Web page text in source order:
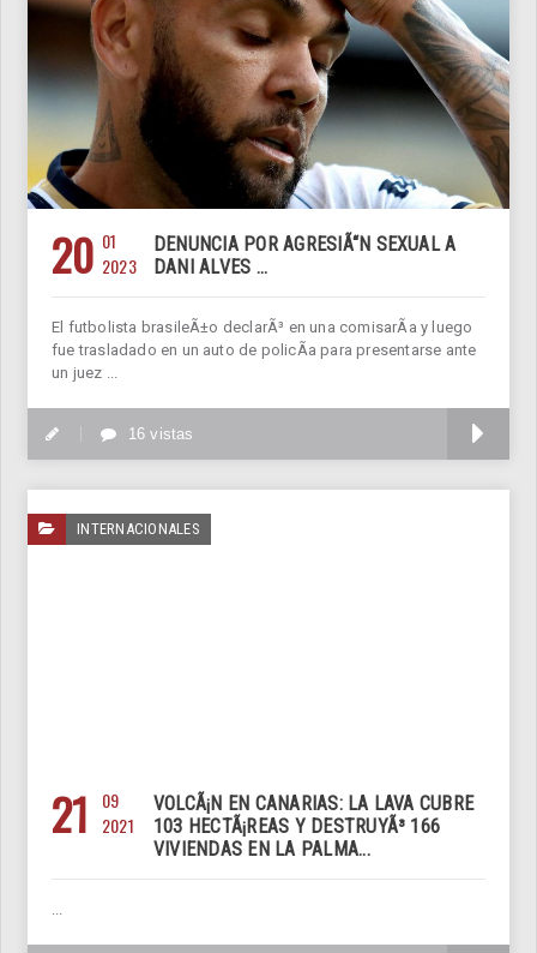
20 01
2023
DENUNCIA POR AGRESIÃ“N SEXUAL A
DANI ALVES ...
El futbolista brasileÃ±o declarÃ³ en una comisarÃ­a y luego
fue trasladado en un auto de policÃ­a para presentarse ante
un juez ...
16 vistas
INTERNACIONALES
21
09
2021
VOLCÃ¡N EN CANARIAS: LA LAVA CUBRE
103 HECTÃ¡REAS Y DESTRUYÃ³ 166
VIVIENDAS EN LA PALMA...
...